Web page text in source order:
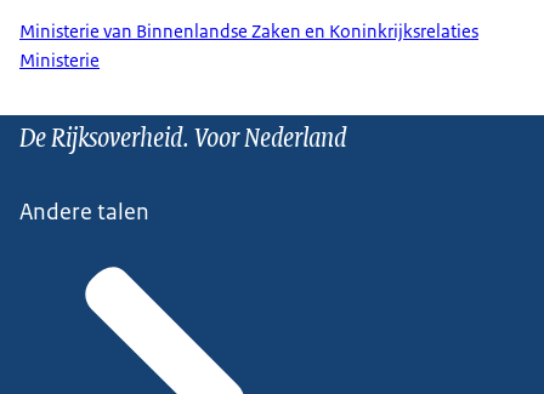
Ministerie van Binnenlandse Zaken en Koninkrijksrelaties
Ministerie
De Rijksoverheid. Voor Nederland
Andere talen